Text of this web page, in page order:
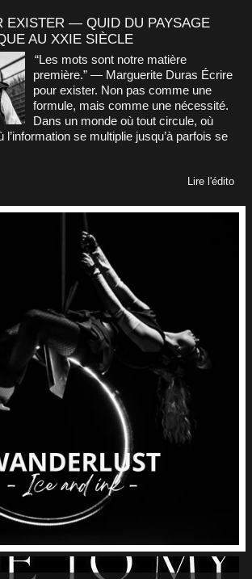
EXISTER — QUID DU PAYSAGE
AU XXIE SIÈCLE
“Les mots sont notre matière
première.” — Marguerite Duras Écrire
pour exister. Non pas comme une
formule, mais comme une nécessité.
Dans un monde où tout circule, où
l’information se multiplie jusqu’à parfois se
Lire l'édito